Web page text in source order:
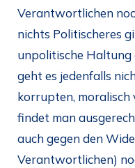
Verantwortlichen
nichts Politischeres
unpolitische Haltung
geht es jedenfalls
korrupten,
findet man
auch gegen den
Verantwortlichen)